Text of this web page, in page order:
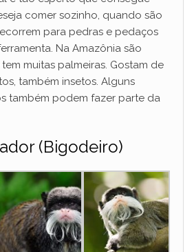
comer sozinho, quando são
para pedras e pedaços
Na Amazônia são
muitas palmeiras. Gostam de
também insetos. Alguns
também podem fazer parte da
(Bigodeiro)